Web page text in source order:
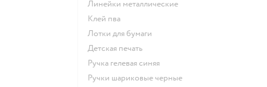
Линейки металлические
Клей пва
Лотки для бумаги
Детская печать
Ручка гелевая синяя
Ручки шариковые черные